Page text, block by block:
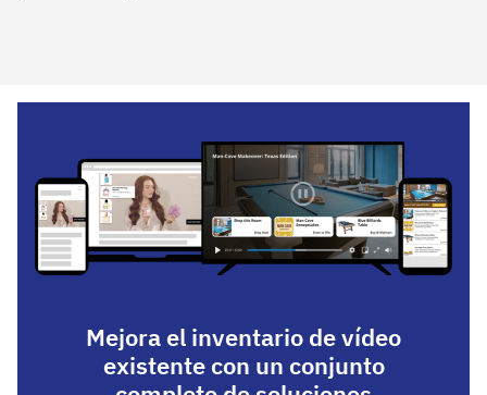
Mejora el inventario de vídeo
existente con un conjunto